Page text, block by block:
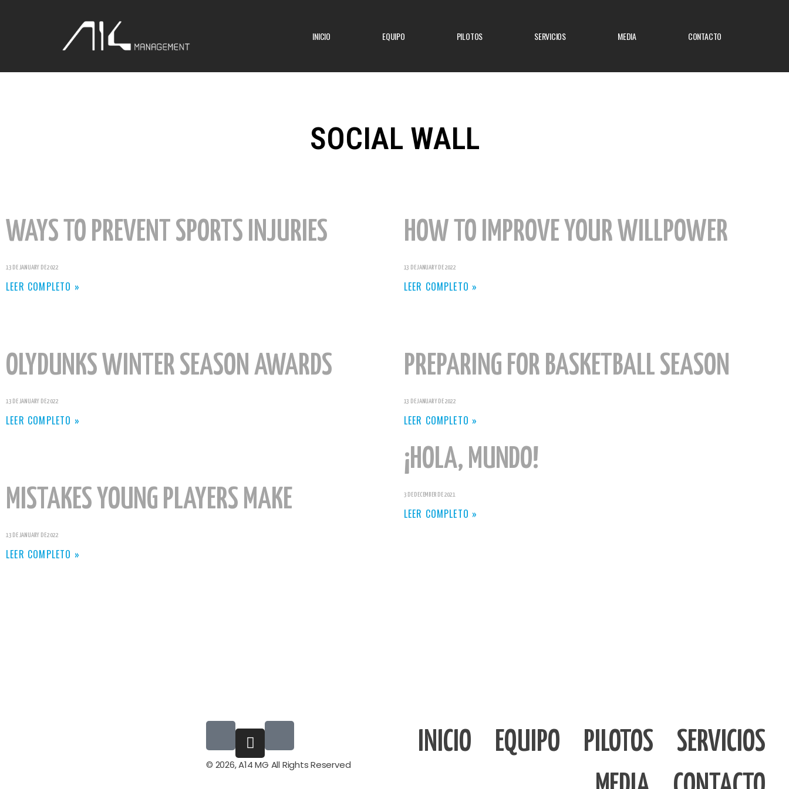
INICIO EQUIPO PILOTOS SERVICIOS MEDIA CONTACTO
SOCIAL WALL
WAYS TO PREVENT SPORTS INJURIES
13 DE JANUARY DE 2022
LEER COMPLETO »
HOW TO IMPROVE YOUR WILLPOWER
13 DE JANUARY DE 2022
LEER COMPLETO »
OLYDUNKS WINTER SEASON AWARDS
13 DE JANUARY DE 2022
LEER COMPLETO »
PREPARING FOR BASKETBALL SEASON
13 DE JANUARY DE 2022
LEER COMPLETO »
MISTAKES YOUNG PLAYERS MAKE
13 DE JANUARY DE 2022
LEER COMPLETO »
¡HOLA, MUNDO!
3 DE DECEMBER DE 2021
LEER COMPLETO »
© 2026, A14 MG All Rights Reserved
INICIO EQUIPO PILOTOS
SERVICIOS